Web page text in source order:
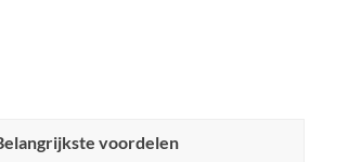
voordelen